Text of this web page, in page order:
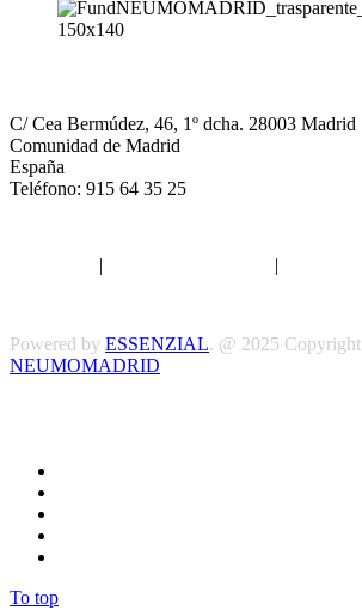
C/ Cea Bermúdez, 46, 1º dcha. 28003 Madrid
Comunidad de Madrid
España
Teléfono: 915 64 35 25
| |
Powered by ESSENZIAL. @ 2025 Copyright
NEUMOMADRID
To top